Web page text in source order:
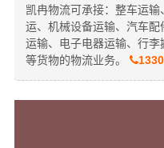
凯冉物流可承接：整车运
运、机械设备运输、汽车
运输、电子电器运输、行
等货物的物流业务。